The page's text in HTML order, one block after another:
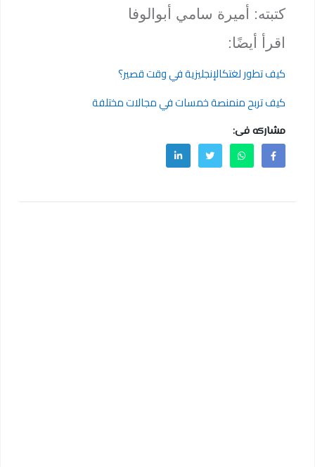
كتبته: أميرة سامي أبوالوفا
اقرأ أيضًا:
كيف تطور لغتكالإنجليزية في وقت قصير؟
كيف تربح منمنصة خمسات في مجالات مختلفة
مشاركه فى: